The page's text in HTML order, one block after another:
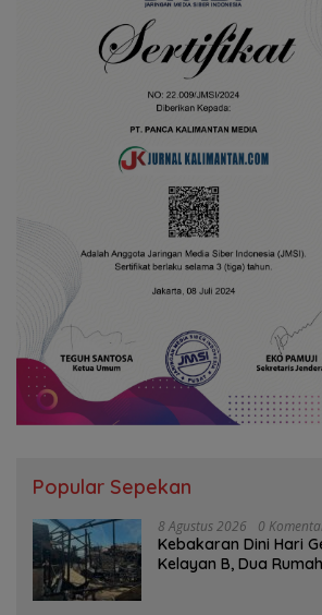
Popular Sepekan
8 Agustus 2026 0
Kebakaran Dini Hari
Kelayan B, Dua